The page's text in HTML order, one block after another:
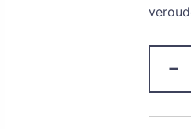
-